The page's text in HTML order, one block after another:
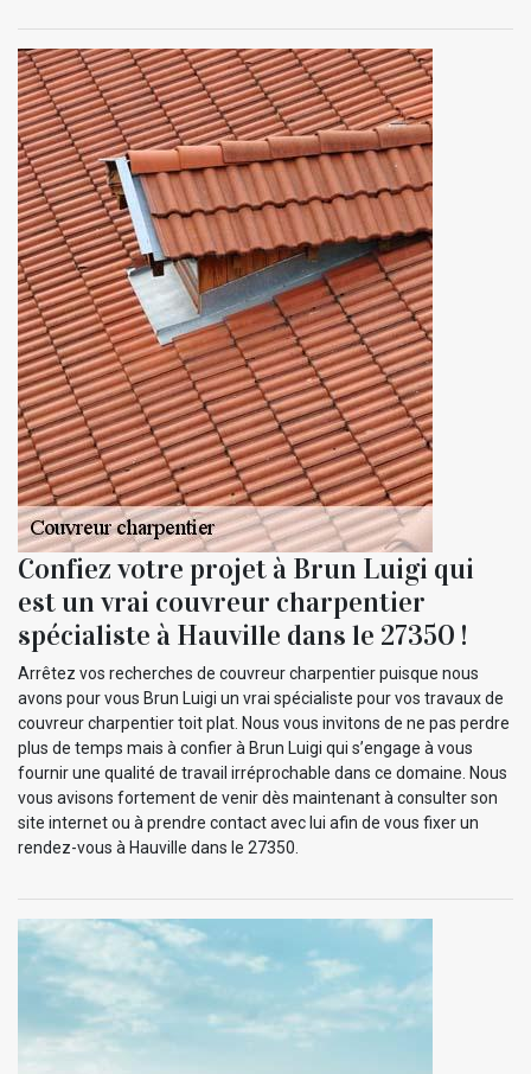
Confiez votre projet à Brun Luigi qui
est un vrai couvreur charpentier
spécialiste à Hauville dans le 27350 !
Arrêtez vos recherches de couvreur charpentier puisque nous
avons pour vous Brun Luigi un vrai spécialiste pour vos travaux de
couvreur charpentier toit plat. Nous vous invitons de ne pas perdre
plus de temps mais à confier à Brun Luigi qui s’engage à vous
fournir une qualité de travail irréprochable dans ce domaine. Nous
vous avisons fortement de venir dès maintenant à consulter son
site internet ou à prendre contact avec lui afin de vous fixer un
rendez-vous à Hauville dans le 27350.